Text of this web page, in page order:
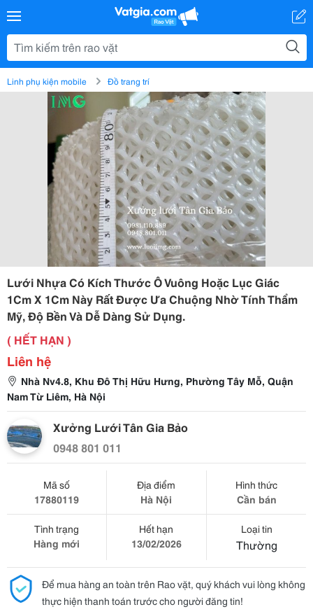
Linh phụ kiện mobile Đồ trang trí
Lưới Nhựa Có Kích Thước Ô Vuông Hoặc Lục Giác
1Cm X 1Cm Này Rất Được Ưa Chuộng Nhờ Tính Thẩm
Mỹ, Độ Bền Và Dễ Dàng Sử Dụng.
( HẾT HẠN )
Liên hệ
Nhà Nv4.8, Khu Đô Thị Hữu Hưng, Phường Tây Mỗ, Quận
Nam Từ Liêm, Hà Nội
Xưởng Lưới Tân Gia Bảo
0948 801 011
Mã số
17880119
Địa điểm
Hà Nội
Hình thức
Cần bán
Tình trạng
Hàng mới
Hết hạn
13/02/2026
Loại tin
Thường
Để mua hàng an toàn trên Rao vặt, quý khách vui lòng không
thực hiện thanh toán trước cho người đăng tin!